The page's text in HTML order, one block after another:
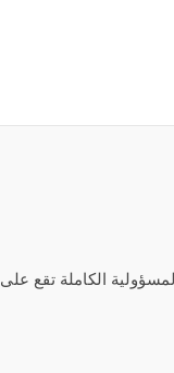
الكاملة تقع على